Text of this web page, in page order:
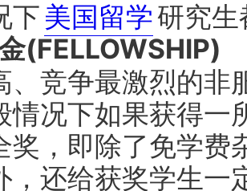
下 美国留学研究生
(FELLOWSHIP)
、竞争最激烈的非
情况下如果获得一
奖，即除了免学费
，还给获奖学生一